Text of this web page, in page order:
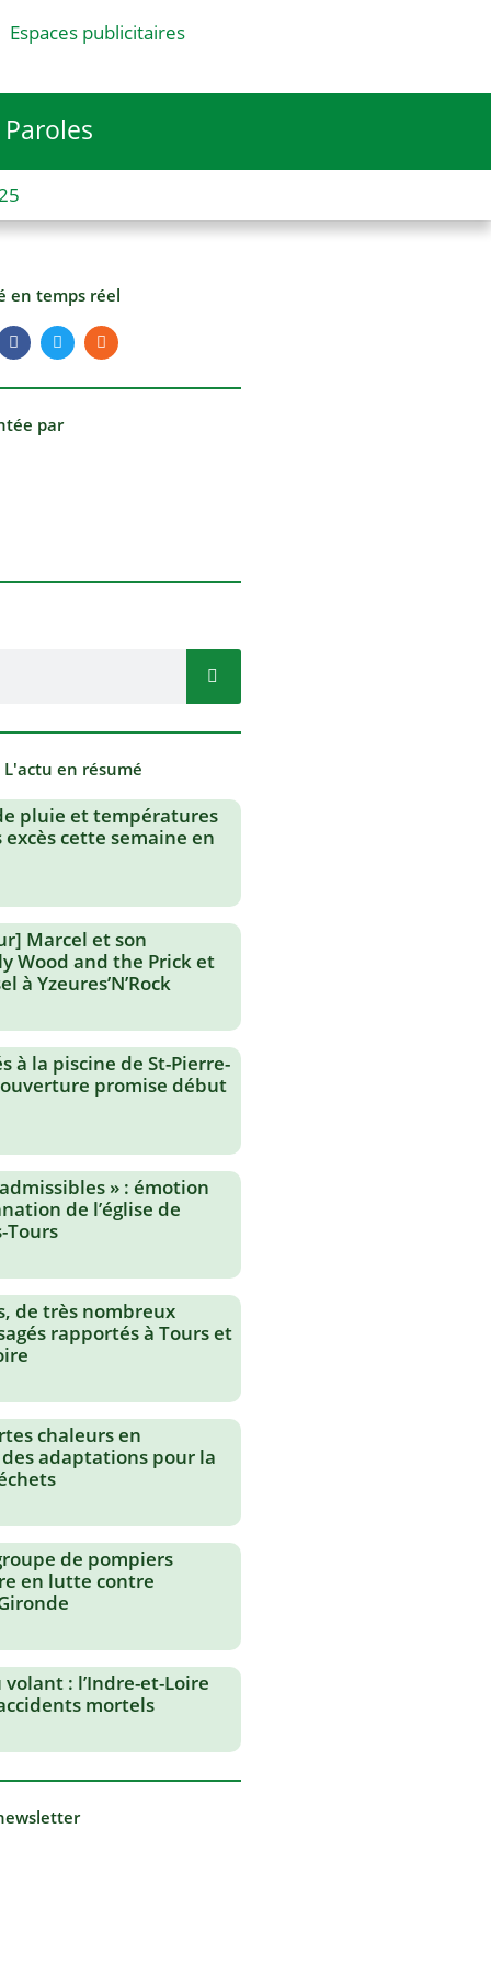
Espaces publicitaires
Paroles
en temps réel
par
en résumé
pluie et températures
excès cette semaine en
Marcel et son
Wood and the Prick et
à Yzeures’N’Rock
à la piscine de St-Pierre-
promise début
» : émotion
de l’église de
Tours
de très nombreux
rapportés à Tours et
chaleurs en
adaptations pour la
de pompiers
en lutte contre
: l’Indre-et-Loire
mortels